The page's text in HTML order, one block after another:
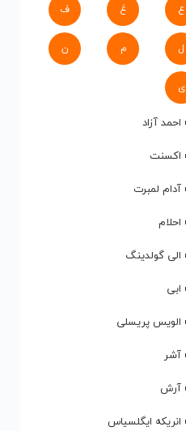
ع غ ف
ل م ن
ی
احمد آزاد
اکسنت
آدام لمبرت
احلام
الی گولدینگ
ابی
الویس پریسلی
آشر
آرش
انریکه ایگلسیاس